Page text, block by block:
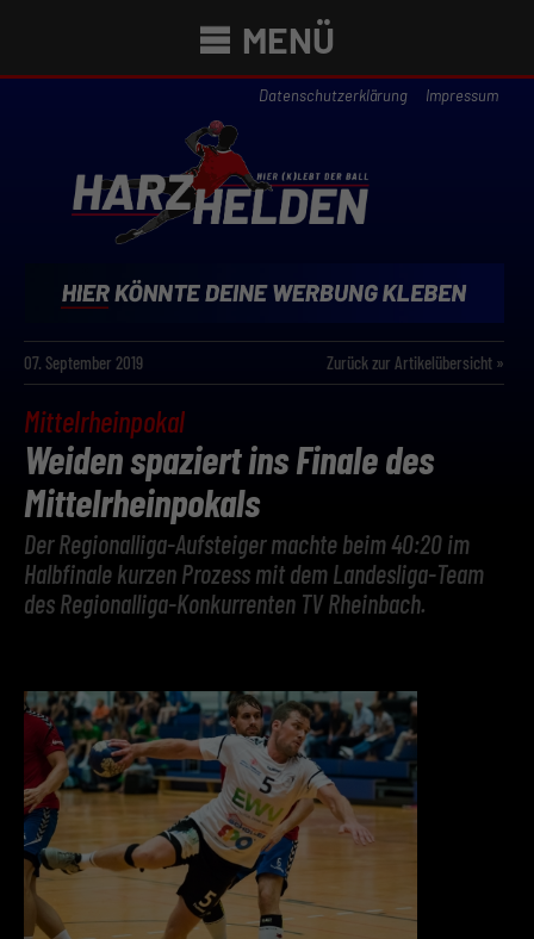
MENÜ
Datenschutzerklärung Impressum
07. September 2019 Zurück zur Artikelübersicht »
Mittelrheinpokal
Weiden spaziert ins Finale des
Mittelrheinpokals
Der Regionalliga-Aufsteiger machte beim 40:20 im
Halbfinale kurzen Prozess mit dem Landesliga-Team
des Regionalliga-Konkurrenten TV Rheinbach.